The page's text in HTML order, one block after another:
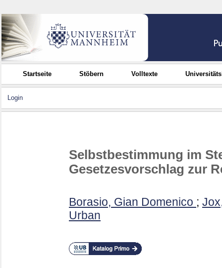
Startseite Stöbern Volltexte
Login
Selbstbestimmung im
Gesetzesvorschlag zur
Borasio, Gian Domenico ;
Urban